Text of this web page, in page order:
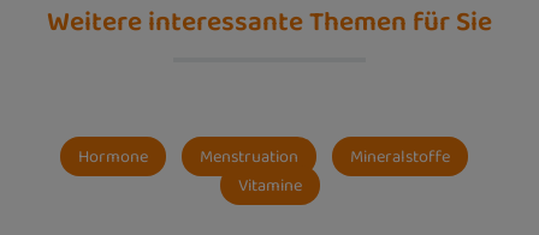
Weitere interessante Themen für Sie
Hormone Menstruation
Mineralstoffe
Vitamine